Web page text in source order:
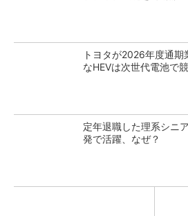
トヨタが2026年度通
なHEVは次世代電池で
定年退職した理系シニ
発で活躍、なぜ？